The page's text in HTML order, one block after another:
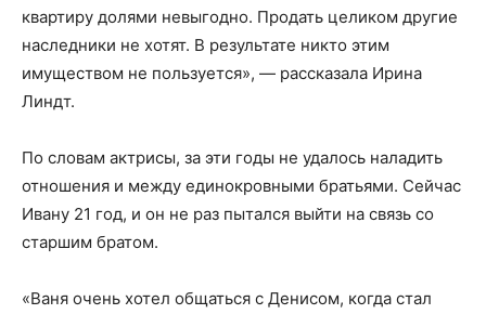
квартиру долями невыгодно. Продать целиком другие
наследники не хотят. В результате никто этим
имуществом не пользуется», — рассказала Ирина
Линдт.
По словам актрисы, за эти годы не удалось наладить
отношения и между единокровными братьями. Сейчас
Ивану 21 год, и он не раз пытался выйти на связь со
старшим братом.
«Ваня очень хотел общаться с Денисом, когда стал